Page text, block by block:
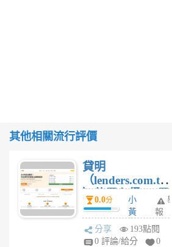
其他相關流行評價
貸明
（lenders.com.tw
）使用心得 — 民
間貸款比較平台
體驗
0.0分
小
黃
蜂
1
舉
報
分享
193點閱
0 評論/給分
0